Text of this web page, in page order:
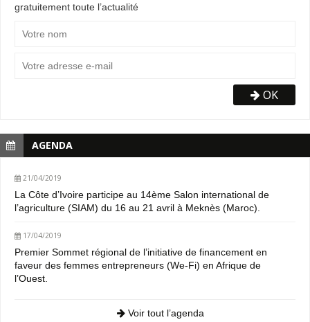
gratuitement toute l’actualité
OK
AGENDA
21/04/2019
La Côte d’Ivoire participe au 14ème Salon international de
l’agriculture (SIAM) du 16 au 21 avril à Meknès (Maroc).
17/04/2019
Premier Sommet régional de l’initiative de financement en
faveur des femmes entrepreneurs (We-Fi) en Afrique de
l’Ouest.
Voir tout l’agenda